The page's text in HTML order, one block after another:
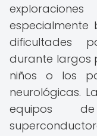
especialmente
dificultades
durante largos
niños o los
neurológicas.
equipos